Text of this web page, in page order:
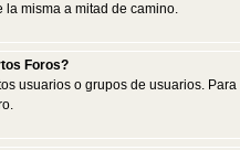
misma a mitad de camino.
Foros?
usuarios o grupos de usuarios.